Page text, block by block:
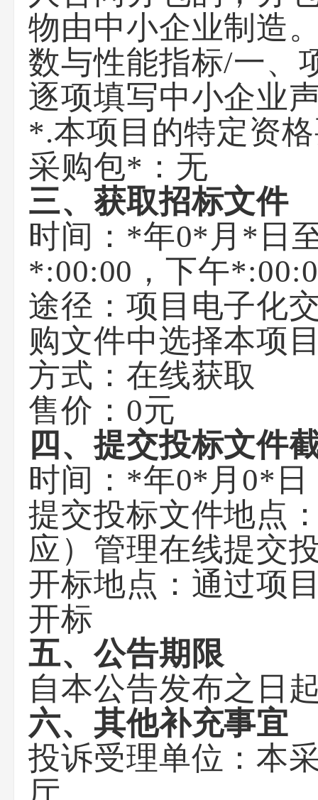
物由中小企业制造
数与性能指标/一、
逐项填写中小企业
*.本项目的特定资
采购包*：无
三、获取招标文件
时间： *年0*月*日
*:00:00 ，下午
途径： 项目电子化
购文件中选择本项
方式： 在线获取
售价： 0元
四、提交投标文件
时间： *年0*月0*日
提交投标文件地点
应）管理在线提交
开标地点： 通过项
开标
五、公告期限
自本公告发布之日
六、其他补充事宜
投诉受理单位：本
厅。